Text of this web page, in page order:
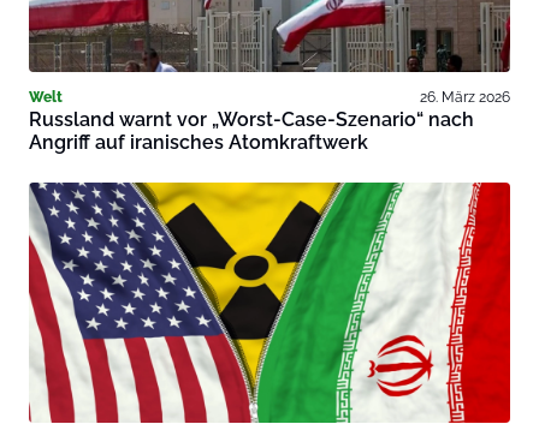
Welt 26. März 2026
Russland warnt vor „Worst-Case-Szenario“ nach
Angriff auf iranisches Atomkraftwerk